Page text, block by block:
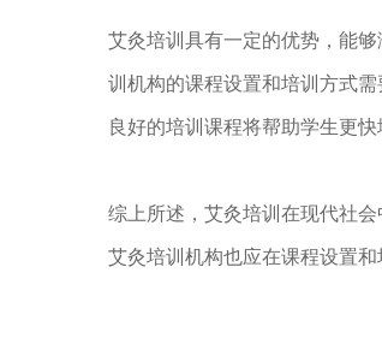
艾灸培训具有一定的优势，能
训机构的课程设置和培训方式
良好的培训课程将帮助学生更
综上所述，艾灸培训在现代社
艾灸培训机构也应在课程设置